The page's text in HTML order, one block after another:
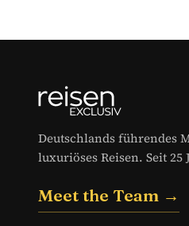
Deutschlands führendes
luxuriöses Reisen. Seit 25
Meet the Team →